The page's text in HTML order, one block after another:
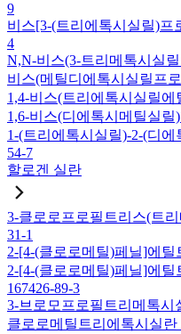
9
비스[3-(트리에톡시실릴)프
4
N,N-비스(3-트리메톡시실
비스(메틸디에톡시실릴프
1,4-비스(트리에톡시실릴에
1,6-비스(디에톡시메틸실릴
1-(트리에톡시실릴)-2-(디
54-7
할로겐 실란
3-클로로프로필트리스(트
31-1
2-[4-(클로로메틸)페닐]에틸
2-[4-(클로로메틸)페닐]에
167426-89-3
3-브로모프로필트리메톡시
클로로메틸트리에톡시실란